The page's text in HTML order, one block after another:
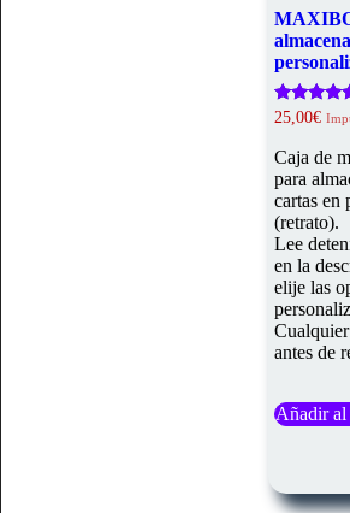
Valorado
5.00
de 5
25,00€
Caja de
para
cartas en
(retrato).
Lee
en la
elije las
antes de
Añadir al